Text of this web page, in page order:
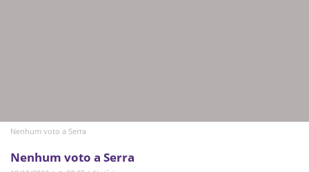
Nenhum voto a Serra
Nenhum voto a Serra